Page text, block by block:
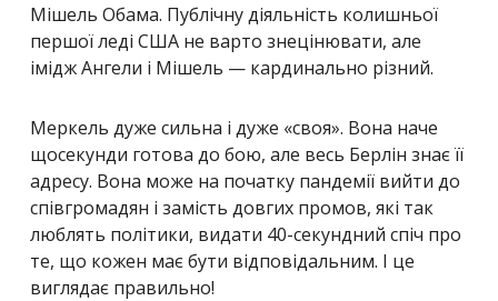
Мішель Обама. Публічну діяльність колишньої
першої леді США не варто знецінювати, але
імідж Ангели і Мішель — кардинально різний.
Меркель дуже сильна і дуже «своя». Вона наче
щосекунди готова до бою, але весь Берлін знає її
адресу. Вона може на початку пандемії вийти до
співгромадян і замість довгих промов, які так
люблять політики, видати 40-секундний спіч про
те, що кожен має бути відповідальним. І це
виглядає правильно!